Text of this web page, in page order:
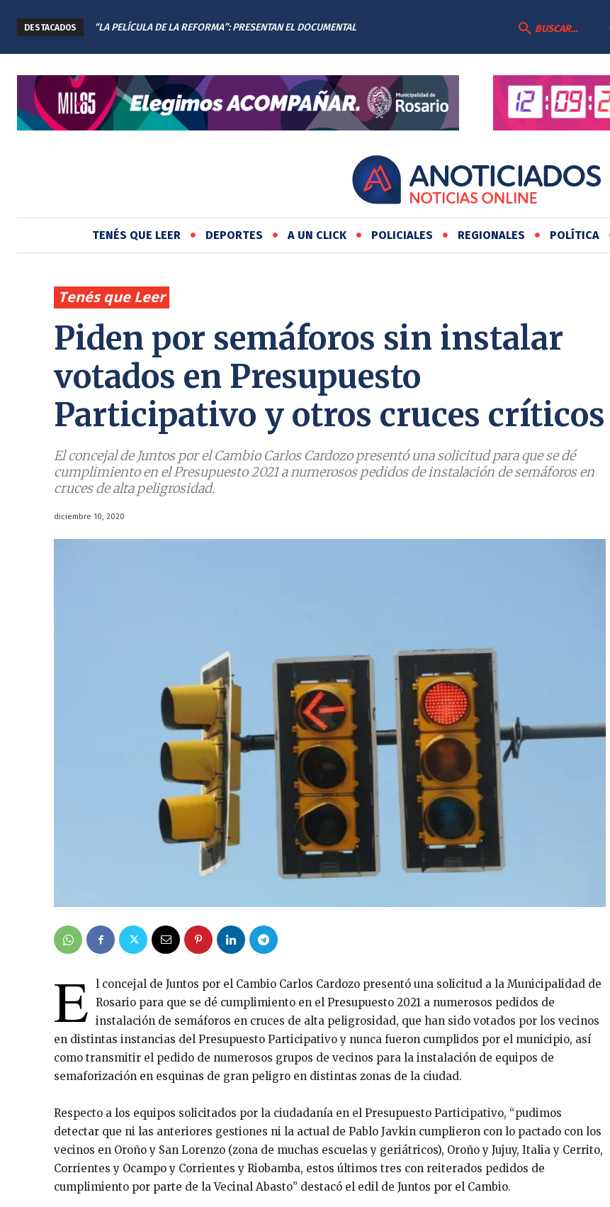
DESTACADOS
“LA PELÍCULA DE LA REFORMA”: PRESENTAN EL DOCUMENTAL
BUSCAR...
TENÉS QUE LEER DEPORTES A UN CLICK POLICIALES REGIONALES POLÍTICA
Tenés que Leer
Piden por semáforos sin instalar
votados en Presupuesto
Participativo y otros cruces críticos
El concejal de Juntos por el Cambio Carlos Cardozo presentó una solicitud para que se dé
cumplimiento en el Presupuesto 2021 a numerosos pedidos de instalación de semáforos en
cruces de alta peligrosidad.
diciembre 10, 2020
E l concejal de Juntos por el Cambio Carlos Cardozo presentó una solicitud a la Municipalidad de
Rosario para que se dé cumplimiento en el Presupuesto 2021 a numerosos pedidos de
instalación de semáforos en cruces de alta peligrosidad, que han sido votados por los vecinos
en distintas instancias del Presupuesto Participativo y nunca fueron cumplidos por el municipio, así
como transmitir el pedido de numerosos grupos de vecinos para la instalación de equipos de
semaforización en esquinas de gran peligro en distintas zonas de la ciudad.
Respecto a los equipos solicitados por la ciudadanía en el Presupuesto Participativo, “pudimos
detectar que ni las anteriores gestiones ni la actual de Pablo Javkin cumplieron con lo pactado con los
vecinos en Oroño y San Lorenzo (zona de muchas escuelas y geriátricos), Oroño y Jujuy, Italia y Cerrito,
Corrientes y Ocampo y Corrientes y Riobamba, estos últimos tres con reiterados pedidos de
cumplimiento por parte de la Vecinal Abasto” destacó el edil de Juntos por el Cambio.